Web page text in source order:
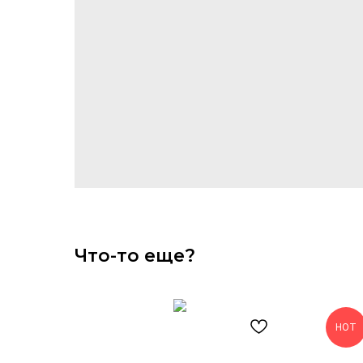
Что-то еще?
HOT